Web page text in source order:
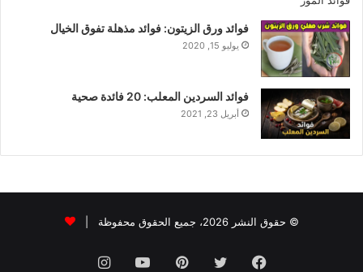
فوائد ورق الزيتون: فوائد مذهلة تفوق الخيال
يوليو 15, 2020
فوائد السردين المعلب: 20 فائدة صحية
أبريل 23, 2021
© حقوق النشر 2026، جميع الحقوق محفوظة |
فيسبوك تويتر بينتيريستيوتيوبانستقرام